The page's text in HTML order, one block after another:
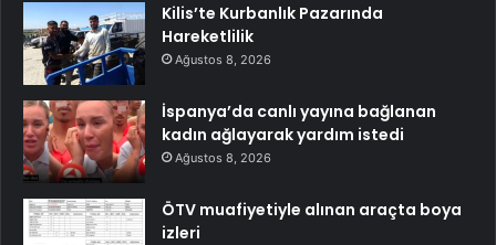
Kilis’te Kurbanlık Pazarında
Hareketlilik
Ağustos 8, 2026
İspanya’da canlı yayına bağlanan
kadın ağlayarak yardım istedi
Ağustos 8, 2026
ÖTV muafiyetiyle alınan araçta boya
izleri